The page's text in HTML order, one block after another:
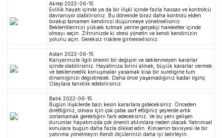
Akrep 2022-06-15
Evlilik hayatı içinde ya da bir ilişki içinde fazla hassas ve kontrolcü
davranıyor olabilirsiniz. Bu dönemde biraz daha kontrolü elden
bırakıp tamamen kendinizi düşünmeye yönelmelisiniz.
Beklentilerinizi yüksek tutmak yerine gerçekçi hareketler içinde
olmayı seçin. Zihninizde ki stresi yönetin ve kendi kendinizin
yolunu açın. Gereksiz risklere girmemelisiniz.
Aslan 2022-06-15
Kariyerinizle ilgili önemli bir değişim ve beklenmeyen kararlar
içinde olabilirsiniz. Hayatiniza birini almak, büyük kararlar vermek
ve beklenmedik konuşmalar yasamak kisa bir sureligine tum
dinamiğinizi degistirecek. Daha önce yaşamadığınız kadar ilginç
Olaylara tanıklık edebilirsiniz.
Balık 2022-06-15
Bugün ilişkilerde bazı kesin kararlara gideceksiniz. Önceden
direttiğiniz, olması için çok çaba sarf ettiğiniz şeylerde artık
zorlamamak gerektiğini fark edeceksiniz. Ve bu yeni gelişen
durumlar hayatınızda çok önemli atılımlara neden olacak.Yatırımsal
konulara bugün daha fazla dikkat edin. Kimsenin tavsiyesi ile bir
yatırıma yönelmeyin.Kendi ölçülerinizi daha iyi belirleyin.